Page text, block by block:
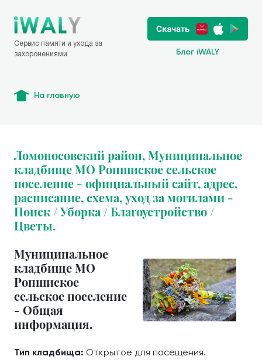
Сервис памяти и ухода за
захоронениями
Блог iWALY
На главную
Ломоносовский район, Муниципальное
кладбище МО Ропшиское сельское
поселение - официальный сайт, адрес,
расписание, схема, уход за могилами -
Поиск / Уборка / Благоустройство /
Цветы.
Муниципальное
кладбище МО
Ропшиское
сельское поселение
- Общая
информация.
Тип кладбища: Открытое для посещения.